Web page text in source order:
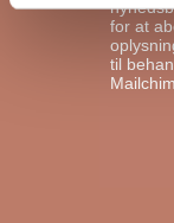
for at
til